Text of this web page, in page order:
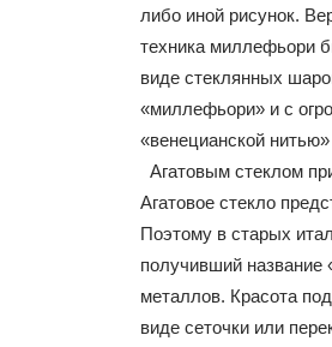
либо иной рисунок.
техника миллефьори
виде стеклянных
«миллефьори» и с
«венецианской
Агатовым стеклом
Агатовое стекло
Поэтому в старых
получивший название
металлов. Красота
виде сеточки или